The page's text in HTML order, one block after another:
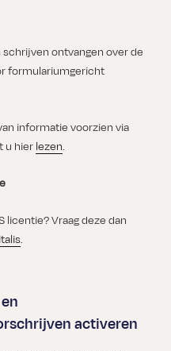
ontvangen over de
formulariumgericht
informatie voorzien via
u hier lezen.
licentie? Vraag deze dan
.
activeren